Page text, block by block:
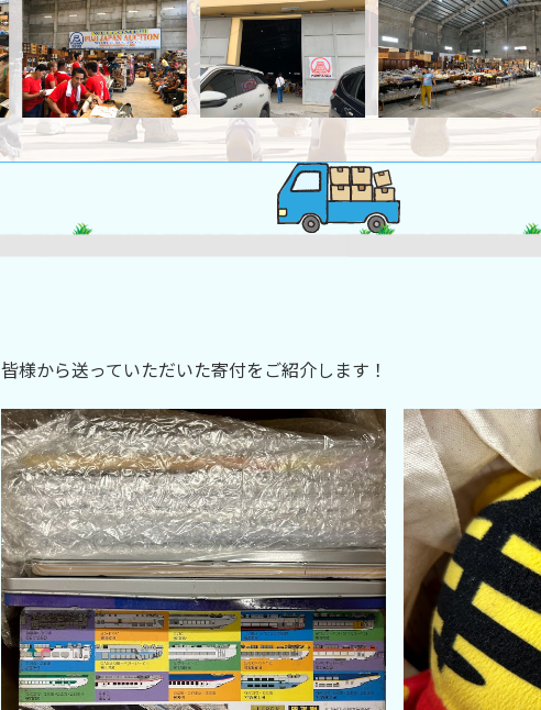
皆様から送っていただいた寄付をご紹介します！